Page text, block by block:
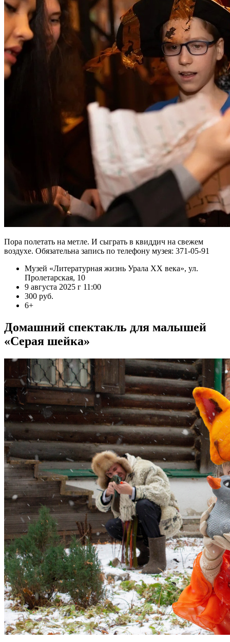
Пора полетать на метле. И сыграть в квиддич на свежем
воздухе. Обязательна запись по телефону музея: 371-05-91
Музей «Литературная жизнь Урала XX века», ул.
Пролетарская, 10
9 августа 2025 г 11:00
300 руб.
6+
Домашний спектакль для малышей
«Серая шейка»